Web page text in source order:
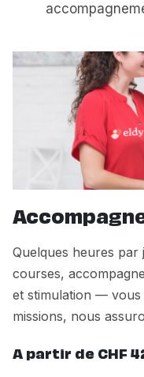
Quelques heures par
courses,
et stimulation — vous
missions, nous
A partir de CHF